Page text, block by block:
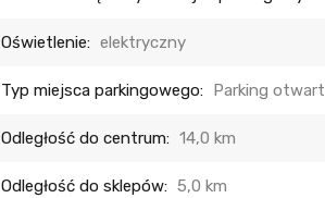
Oświetlenie: elektryczny
Typ miejsca parkingowego: Parking
Odległość do centrum: 14,0 km
Odległość do sklepów: 5,0 km